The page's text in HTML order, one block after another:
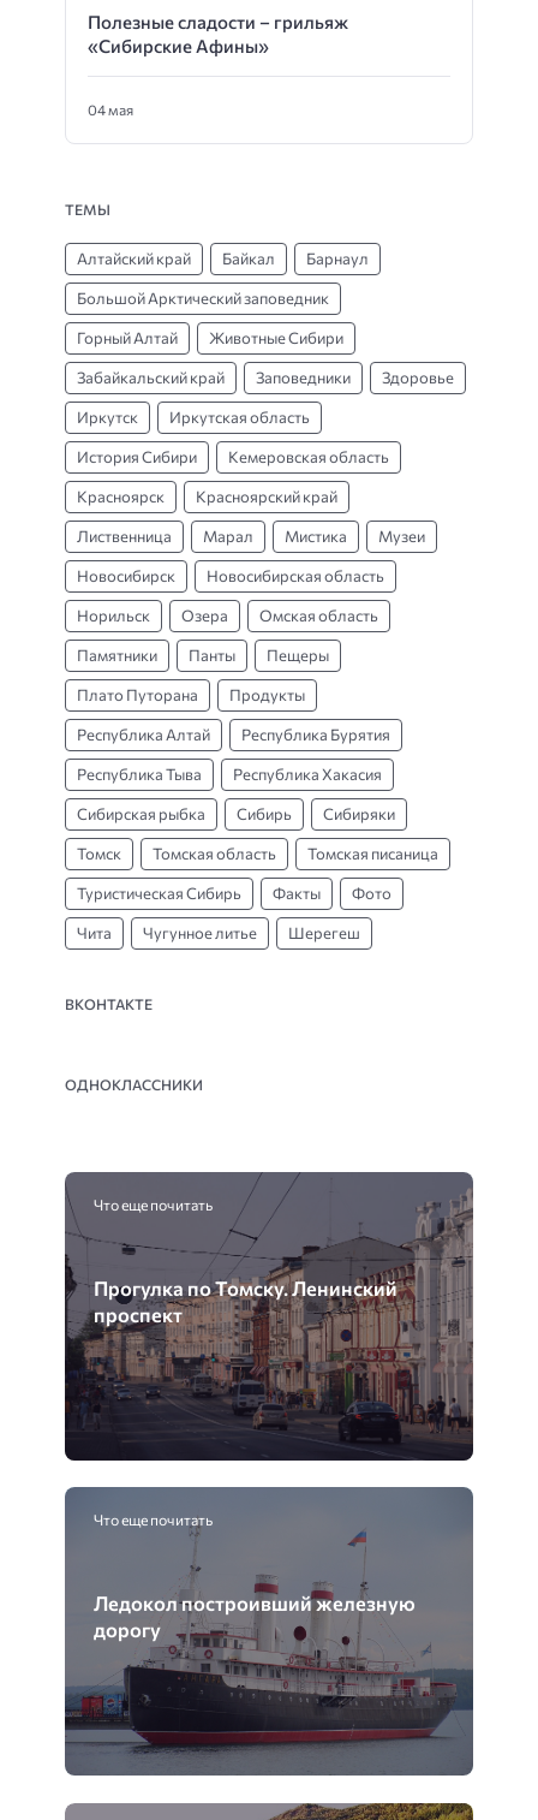
Полезные сладости – грильяж
«Сибирские Афины»
04 мая
ТЕМЫ
Алтайский край Байкал Барнаул
Большой Арктический заповедник
Горный Алтай Животные Сибири
Забайкальский край Заповедники Здоровье
Иркутск Иркутская область
История Сибири Кемеровская область
Красноярск Красноярский край
Лиственница Марал Мистика Музеи
Новосибирск Новосибирская область
Норильск Озера Омская область
Памятники Панты Пещеры
Плато Путорана Продукты
Республика Алтай Республика Бурятия
Республика Тыва Республика Хакасия
Сибирская рыбка Сибирь Сибиряки
Томск Томская область Томская писаница
Туристическая Сибирь Факты Фото
Чита Чугунное литье Шерегеш
ВКОНТАКТЕ
ОДНОКЛАССНИКИ
Что еще почитать
Прогулка по Томску. Ленинский
проспект
Что еще почитать
Ледокол построивший железную
дорогу